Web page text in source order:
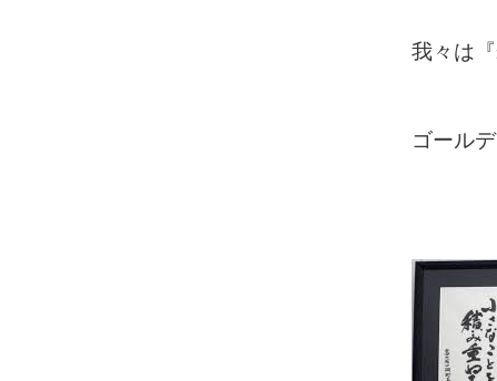
我々は
ゴール